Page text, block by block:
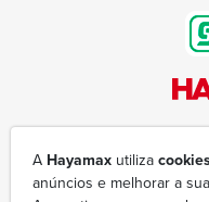
A Hayamax utiliza
anúncios e melhorar a